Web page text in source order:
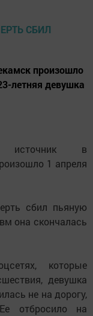
произошло
летняя девушка
источник в
1 апреля
сбил пьяную
она скончалась
которые
девушка
не на дорогу,
отбросило на